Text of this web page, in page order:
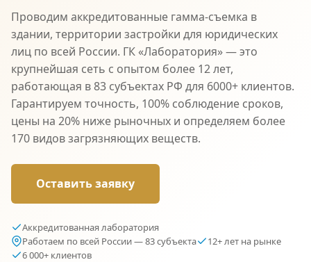
Проводим аккредитованные гамма-съемка в
здании, территории застройки для юридических
лиц по всей России. ГК «Лаборатория» — это
крупнейшая сеть с опытом более 12 лет,
работающая в 83 субъектах РФ для 6000+ клиентов.
Гарантируем точность, 100% соблюдение сроков,
цены на 20% ниже рыночных и определяем более
170 видов загрязняющих веществ.
Оставить заявку
Аккредитованная лаборатория
Работаем по всей России — 83 субъекта
12+ лет на рынке
6 000+ клиентов